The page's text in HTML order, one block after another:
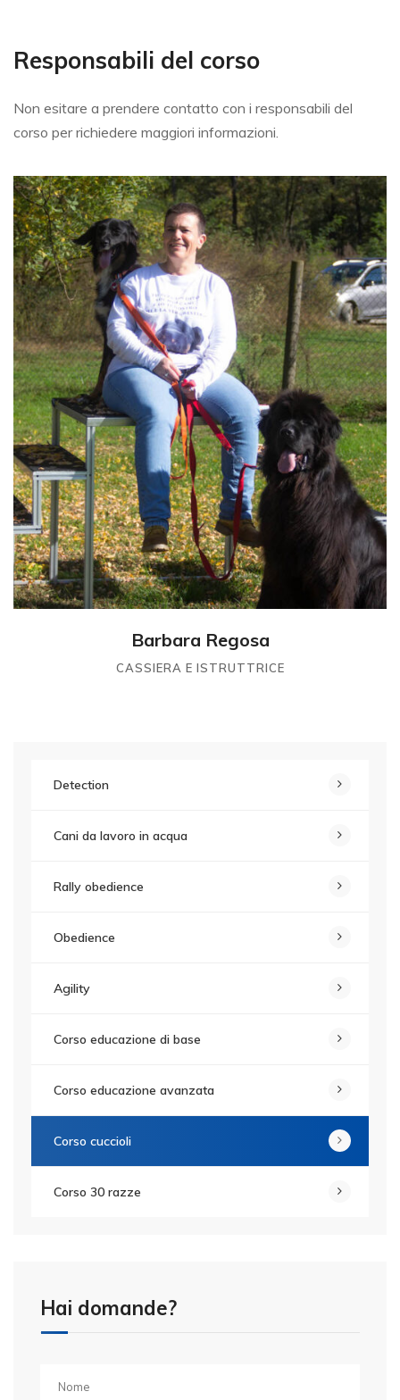
Responsabili del corso
Non esitare a prendere contatto con i responsabili del
corso per richiedere maggiori informazioni.
Barbara Regosa
CASSIERA E ISTRUTTRICE
Detection
Cani da lavoro in acqua
Rally obedience
Obedience
Agility
Corso educazione di base
Corso educazione avanzata
Corso cuccioli
Corso 30 razze
Hai domande?